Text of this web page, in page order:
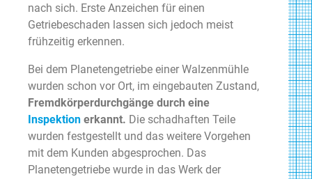
nach sich. Erste Anzeichen für einen
Getriebeschaden lassen sich jedoch meist
frühzeitig erkennen.
Bei dem Planetengetriebe einer Walzenmühle
wurden schon vor Ort, im eingebauten Zustand,
Fremdkörperdurchgänge durch eine
Inspektion erkannt. Die schadhaften Teile
wurden festgestellt und das weitere Vorgehen
mit dem Kunden abgesprochen. Das
Planetengetriebe wurde in das Werk der